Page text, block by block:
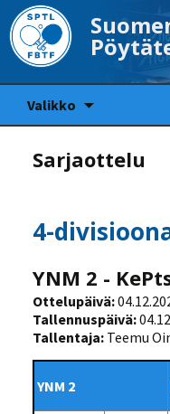
Valikko
Sarjaottelu
4-
YNM 2 -
Ottelupäivä:
Tallennuspäivä:
Tallentaja: Teemu
YNM 2